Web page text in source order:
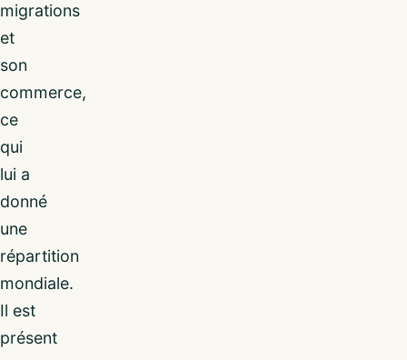
migrations
et
son
commerce,
ce
qui
lui a
donné
une
répartition
mondiale.
Il est
présent